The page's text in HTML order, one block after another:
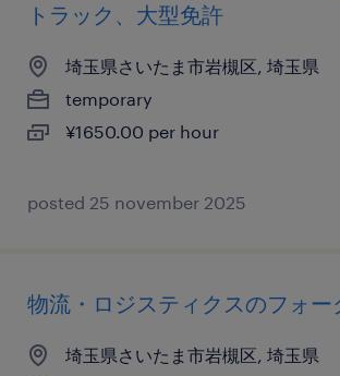
トラック、大型免許
埼玉県さいたま市岩槻区, 埼玉県
temporary
¥1650.00 per hour
posted 25 november 2025
物流・ロジスティクスのフォー
埼玉県さいたま市岩槻区, 埼玉県